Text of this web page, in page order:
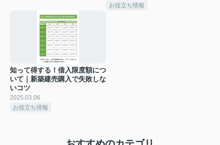
お役立ち情報
知って得する！借入限度額につ
いて｜新築建売購入で失敗しな
いコツ
2025.03.06
お役立ち情報